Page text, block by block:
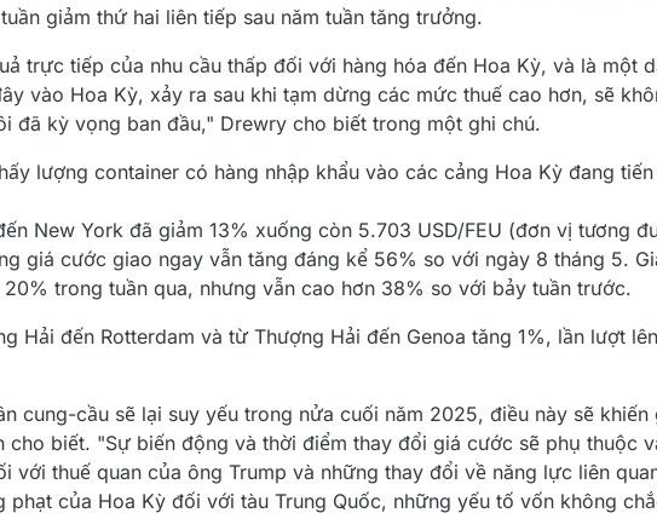
giảm thứ hai liên tiếp sau năm tuần tăng trưởng.
trực tiếp của nhu cầu thấp đối với hàng hóa đến Hoa Kỳ, và là một
vào Hoa Kỳ, xảy ra sau khi tạm dừng các mức thuế cao hơn, sẽ
đã kỳ vọng ban đầu," Drewry cho biết trong một ghi chú.
lượng container có hàng nhập khẩu vào các cảng Hoa Kỳ đang
New York đã giảm 13% xuống còn 5.703 USD/FEU (đơn vị tương
giá cước giao ngay vẫn tăng đáng kể 56% so với ngày 8 tháng 5.
trong tuần qua, nhưng vẫn cao hơn 38% so với bảy tuần trước.
Hải đến Rotterdam và từ Thượng Hải đến Genoa tăng 1%, lần lượt
cung-cầu sẽ lại suy yếu trong nửa cuối năm 2025, điều này sẽ
cho biết. "Sự biến động và thời điểm thay đổi giá cước sẽ phụ thuộc
với thuế quan của ông Trump và những thay đổi về năng lực liên
của Hoa Kỳ đối với tàu Trung Quốc, những yếu tố vốn không